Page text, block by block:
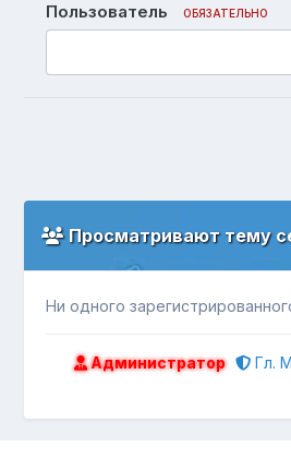
Пользователь ОБЯЗАТЕЛЬНО
Просматривают тему
Ни одного
Администратор Гл.